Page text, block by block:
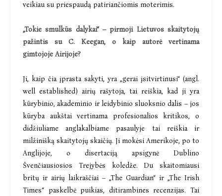
veikiau su priespaudą patiriančiomis moterimis.
„Tokie smulkūs dalykai“ – pirmoji Lietuvos skaitytojų
pažintis su C. Keegan, o kaip autorė vertinama
gimtojoje Airijoje?
Ji, kaip čia įprasta sakyti, yra „gerai įsitvirtinusi“ (angl.
well established) airių rašytoja, tai reiškia, kad ji yra
kūrybinio, akademinio ir leidybinio sluoksnio dalis – jos
kūryba aukštai vertinama profesionalios kritikos, o
didžiuliame anglakalbiame pasaulyje tai reiškia ir
milžinišką skaitytojų skaičių. Ji mokėsi Amerikoje, po to
Anglijoje, o disertaciją apsigynė Dublino
Švenčiausiosios Trejybės koledže. Du skaitomiausi
britų ir airių laikraščiai – „The Guardian“ ir „The Irish
Times“ paskelbė puikias, ditirambines recenzijas. Tai